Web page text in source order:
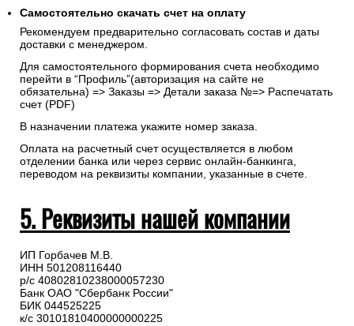
Самостоятельно скачать счет на оплату
Рекомендуем предварительно согласовать состав и даты
доставки с менеджером.
Для самостоятельного формирования счета необходимо
перейти в “Профиль”(авторизация на сайте не
обязательна) => Заказы => Детали заказа №=> Распечатать
счет (PDF)
В назначении платежа укажите номер заказа.
Оплата на расчетный счет осуществляется в любом
отделении банка или через сервис онлайн-банкинга,
переводом на реквизиты компании, указанные в счете.
5. Реквизиты нашей компании
ИП Горбачев М.В.
ИНН 501208116440
р/с 40802810238000057230
Банк ОАО "Сбербанк России"
БИК 044525225
к/с 30101810400000000225